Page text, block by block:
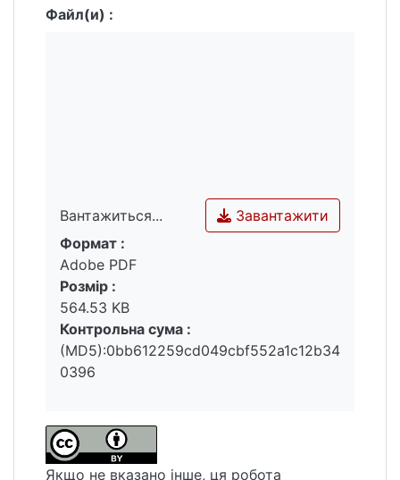
Файл(и) :
Вантажиться...
Вантажиться...
Завантажити
Формат :
Adobe PDF
Розмір :
564.53 KB
Контрольна сума :
(MD5):0bb612259cd049cbf552a1c12b34
0396
Якщо не вказано інше, ця робота